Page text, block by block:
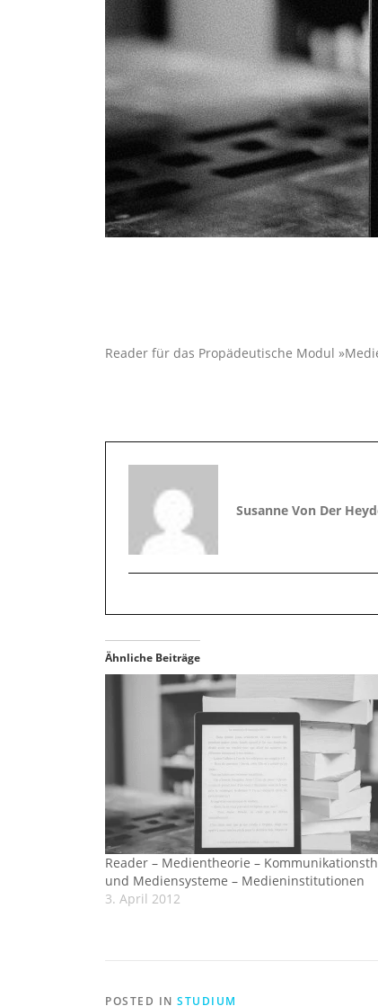
Reader für das Propädeutische Modul
Susanne Von Der
Ähnliche Beiträge
Reader – Medientheorie –
und Mediensysteme – Medieninstitutionen
3. April 2012
POSTED IN STUDIUM